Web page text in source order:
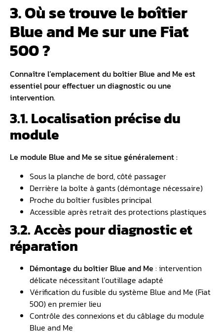
3. Où se trouve le boîtier
Blue and Me sur une Fiat
500 ?
Connaître l’emplacement du boîtier Blue and Me est
essentiel pour effectuer un diagnostic ou une
intervention.
3.1. Localisation précise du
module
Le module Blue and Me se situe généralement :
Sous la planche de bord, côté passager
Derrière la boîte à gants (démontage nécessaire)
Proche du boîtier fusibles principal
Accessible après retrait des protections plastiques
3.2. Accès pour diagnostic et
réparation
Démontage du boîtier Blue and Me : intervention
délicate nécessitant l’outillage adapté
Vérification du fusible du système Blue and Me (Fiat
500) en premier lieu
Contrôle des connexions et du câblage du module
Blue and Me